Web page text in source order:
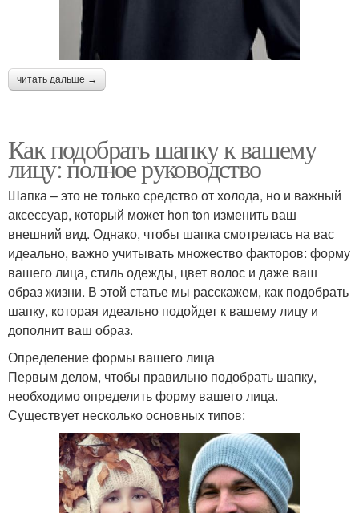
читать дальше →
Как подобрать шапку к вашему
лицу: полное руководство
Шапка – это не только средство от холода, но и важный
аксессуар, который может hon ton изменить ваш
внешний вид. Однако, чтобы шапка смотрелась на вас
идеально, важно учитывать множество факторов: форму
вашего лица, стиль одежды, цвет волос и даже ваш
образ жизни. В этой статье мы расскажем, как подобрать
шапку, которая идеально подойдет к вашему лицу и
дополнит ваш образ.
Определение формы вашего лица
Первым делом, чтобы правильно подобрать шапку,
необходимо определить форму вашего лица.
Существует несколько основных типов: